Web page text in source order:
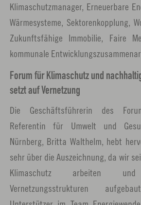
Klimaschutzmanager, Erneuerbare
Wärmesysteme, Sektorenkopplung,
Zukunftsfähige Immobilie, Faire
kommunale
Forum für Klimaschutz und
setzt auf Vernetzung
Die Geschäftsführerin des
Referentin für Umwelt und
Nürnberg, Britta Walthelm, hebt
sehr über die Auszeichnung, da wir
Klimaschutz arbeiten
Vernetzungsstrukturen